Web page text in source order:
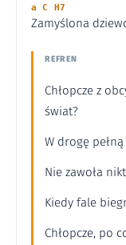
a C H7
Zamyślona
REFREN
Chłopcze z
świat?
W drogę
Nie zawoła
Kiedy fale
Chłopcze, po